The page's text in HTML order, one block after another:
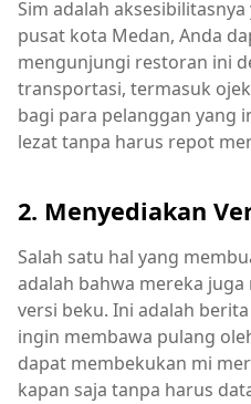
Sim adalah
pusat kota Medan, Anda
mengunjungi restoran ini
transportasi, termasuk
bagi para pelanggan yang
lezat tanpa harus repot
2. Menyediakan
Salah satu hal yang
adalah bahwa mereka
versi beku. Ini adalah
ingin membawa pulang
dapat membekukan mi
kapan saja tanpa harus